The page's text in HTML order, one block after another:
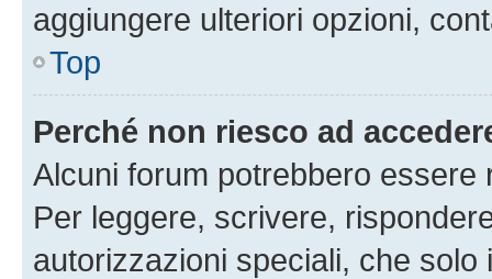
aggiungere ulteriori opzioni,
Top
Perché non riesco ad
Alcuni forum potrebbero
Per leggere, scrivere,
autorizzazioni speciali, che solo